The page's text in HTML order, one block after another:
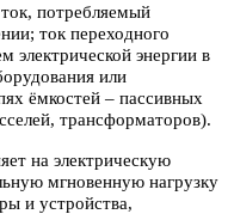
потребляемый
ток переходного
электрической энергии в
или
ёмкостей – пассивных
трансформаторов).
на электрическую
мгновенную нагрузку
и устройства,